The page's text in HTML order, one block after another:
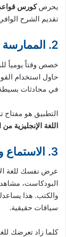
يحرصكورس قواعد
تقديم الشرح
2. الممارسة المنتظمة والتطبيق العملي
حاول استخدام
في محادثات
التطبيق هو مفتاح
اللغة الإنجليزية
3. الاستماع والقراءة المكثفة
عرض نفسك للغة
البودكاست، مشاهدة
والكتب. هذا
سياقات حقيقية.
كلما زاد تعرضك